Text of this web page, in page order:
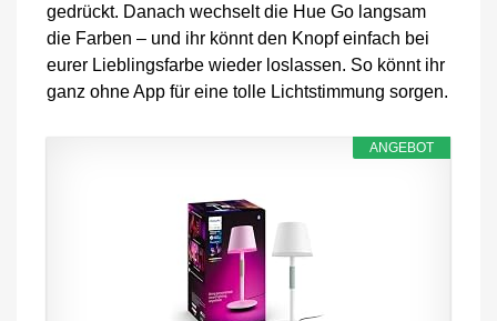
gedrückt. Danach wechselt die Hue Go langsam
die Farben – und ihr könnt den Knopf einfach bei
eurer Lieblingsfarbe wieder loslassen. So könnt ihr
ganz ohne App für eine tolle Lichtstimmung sorgen.
ANGEBOT